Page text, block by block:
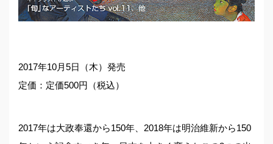
2017年10月5日（木）発売
定価：定価500円（税込）
2017年は大政奉還から150年、2018年は明治維新から150